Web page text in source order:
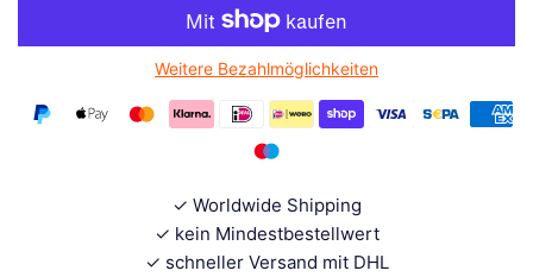
Weitere Bezahlmöglichkeiten
✓ Worldwide Shipping
✓ kein Mindestbestellwert
✓ schneller Versand mit DHL